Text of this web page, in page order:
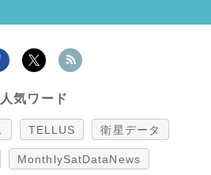
人気ワード
TELLUS 衛星データ
MonthlySatDataNews